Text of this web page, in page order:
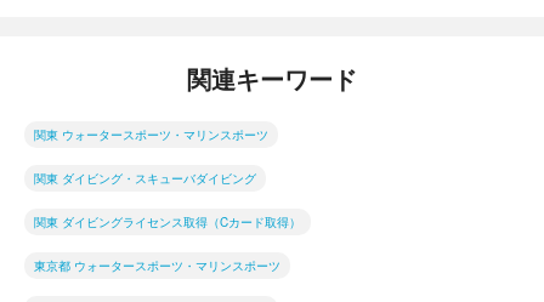
関連キーワード
関東 ウォータースポーツ・マリンスポーツ
関東 ダイビング・スキューバダイビング
関東 ダイビングライセンス取得（Cカード取得）
東京都 ウォータースポーツ・マリンスポーツ